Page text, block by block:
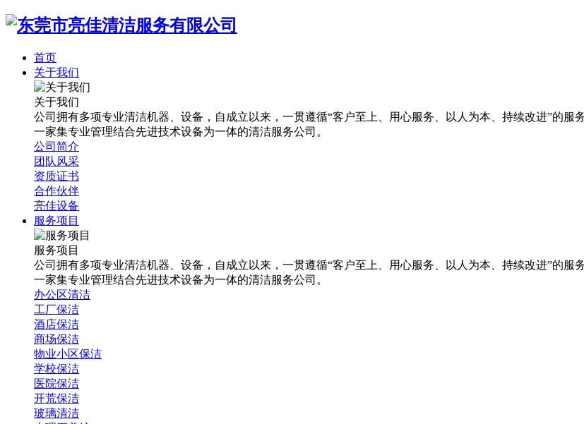
首页
关于我们
关于我们
公司拥有多项专业清洁机器、设备，自成立以来，一贯遵循“客户至上、用心服务、以人为本、持续改进”的
一家集专业管理结合先进技术设备为一体的清洁服务公司。
公司简介
团队风采
资质证书
合作伙伴
亮佳设备
服务项目
服务项目
公司拥有多项专业清洁机器、设备，自成立以来，一贯遵循“客户至上、用心服务、以人为本、持续改进”的
一家集专业管理结合先进技术设备为一体的清洁服务公司。
办公区清洁
工厂保洁
酒店保洁
商场保洁
物业小区保洁
学校保洁
医院保洁
开荒保洁
玻璃清洁